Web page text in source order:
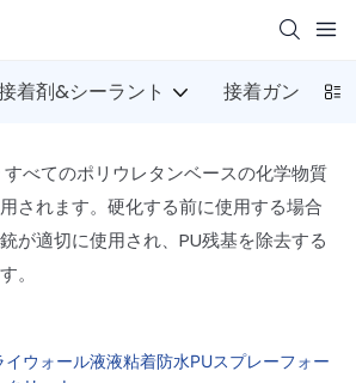
着剤&シーラント 接着ガン
すべてのポリウレタンベースの化学物質
されます。硬化する前に使用する場合
が適切に使用され、PU残基を除去する
。